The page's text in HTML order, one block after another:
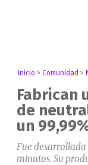
Inicio >Comunidad >
Fabrican
de
un
Fue desarrollada
minutos. Su